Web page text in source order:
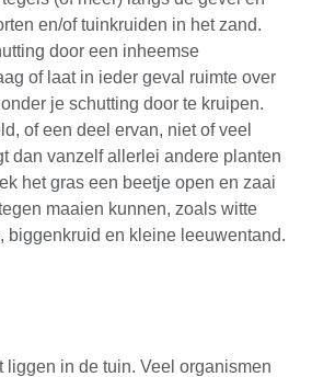
en/of tuinkruiden in het zand.
door een inheemse
of laat in ieder geval ruimte over
je schutting door te kruipen.
of een deel ervan, niet of veel
dan vanzelf allerlei andere planten
het gras een beetje open en zaai
maaien kunnen, zoals witte
biggenkruid en kleine leeuwentand.
liggen in de tuin. Veel organismen